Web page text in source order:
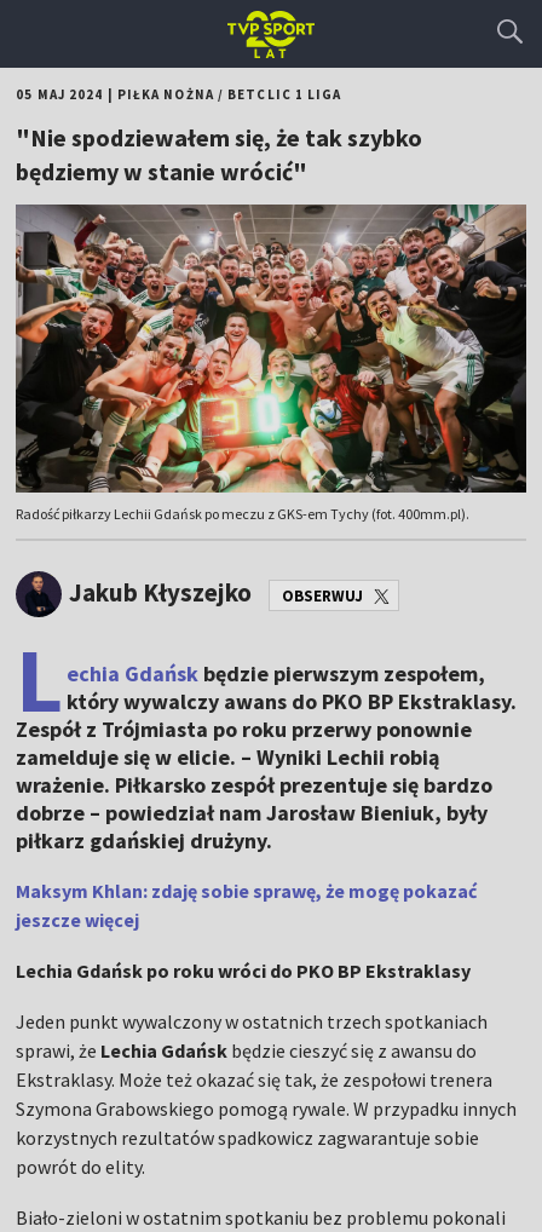
05 MAJ 2024 PIŁKA NOŻNA/ BETCLIC 1 LIGA
"Nie spodziewałem się, że tak szybko
będziemy w stanie wrócić"
Radość piłkarzy Lechii Gdańsk po meczu z GKS-em Tychy (fot. 400mm.pl).
Jakub Kłyszejko OBSERWUJ
L echia Gdańsk będzie pierwszym zespołem,
który wywalczy awans do PKO BP Ekstraklasy.
Zespół z Trójmiasta po roku przerwy ponownie
zamelduje się w elicie. – Wyniki Lechii robią
wrażenie. Piłkarsko zespół prezentuje się bardzo
dobrze – powiedział nam Jarosław Bieniuk, były
piłkarz gdańskiej drużyny.
Maksym Khlan: zdaję sobie sprawę, że mogę pokazać
jeszcze więcej
Lechia Gdańsk po roku wróci do PKO BP Ekstraklasy
Jeden punkt wywalczony w ostatnich trzech spotkaniach
sprawi, że Lechia Gdańsk będzie cieszyć się z awansu do
Ekstraklasy. Może też okazać się tak, że zespołowi trenera
Szymona Grabowskiego pomogą rywale. W przypadku innych
korzystnych rezultatów spadkowicz zagwarantuje sobie
powrót do elity.
Biało-zieloni w ostatnim spotkaniu bez problemu pokonali